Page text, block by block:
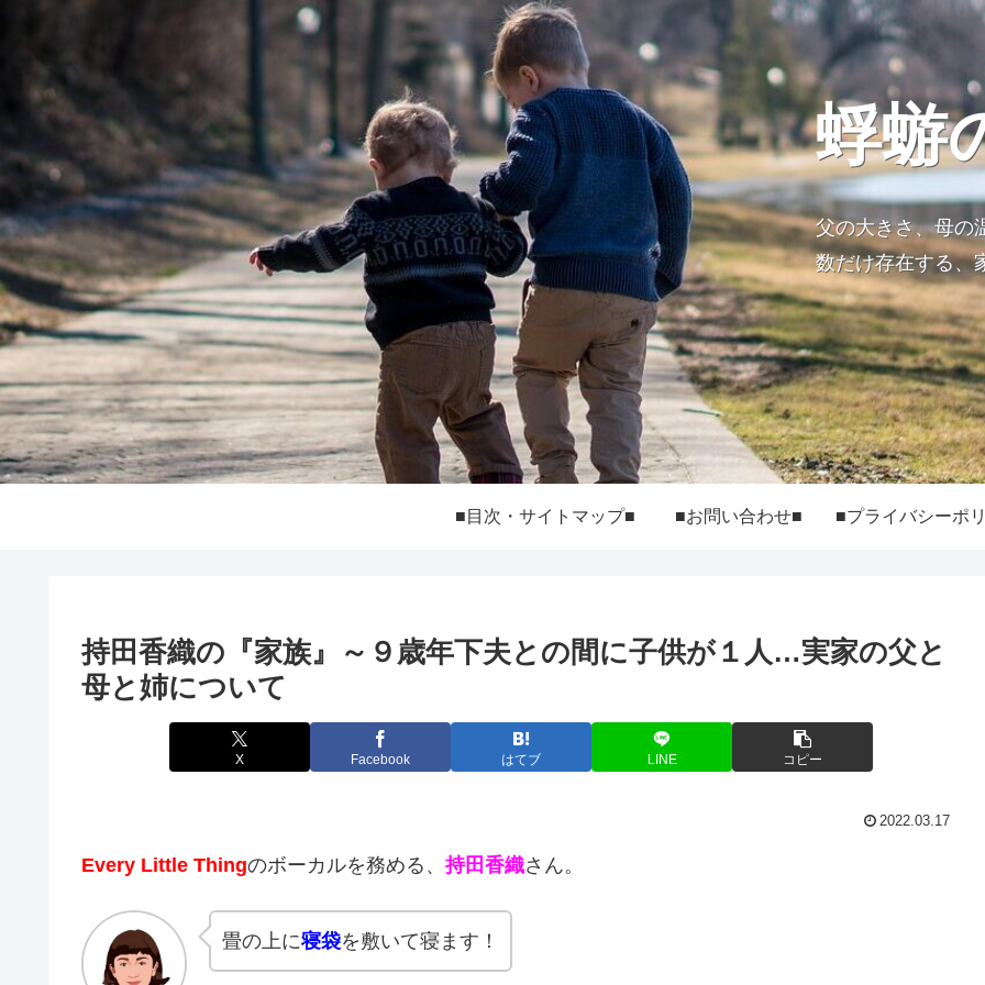
蜉蝣
父の大きさ、母の
数だけ存在する、
■目次・サイトマップ■ ■お問い合わせ■
持田香織の『家族』～９歳年下夫との間に子供が１人…実家の父と
母と姉について
X Facebook はてブ LINE コピー
2022.03.17
Every Little Thingのボーカルを務める、 持田香織さん。
畳の上に寝袋を敷いて寝ます！